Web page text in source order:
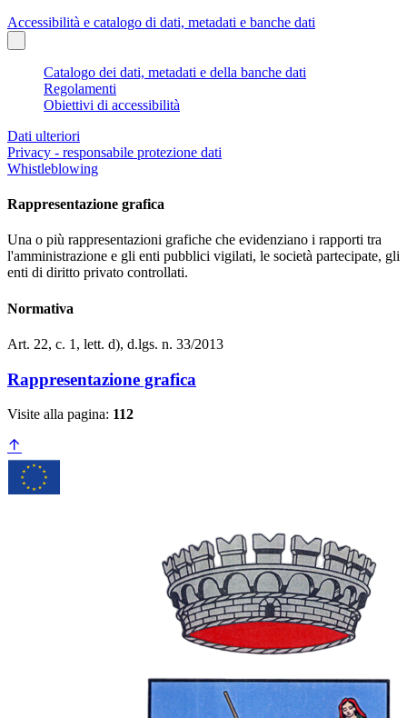
Accessibilità e catalogo di dati, metadati e banche dati
Catalogo dei dati, metadati e della banche dati
Regolamenti
Obiettivi di accessibilità
Dati ulteriori
Privacy - responsabile protezione dati
Whistleblowing
Rappresentazione grafica
Una o più rappresentazioni grafiche che evidenziano i rapporti tra
l'amministrazione e gli enti pubblici vigilati, le società partecipate, gli
enti di diritto privato controllati.
Normativa
Art. 22, c. 1, lett. d), d.lgs. n. 33/2013
Rappresentazione grafica
Visite alla pagina: 112